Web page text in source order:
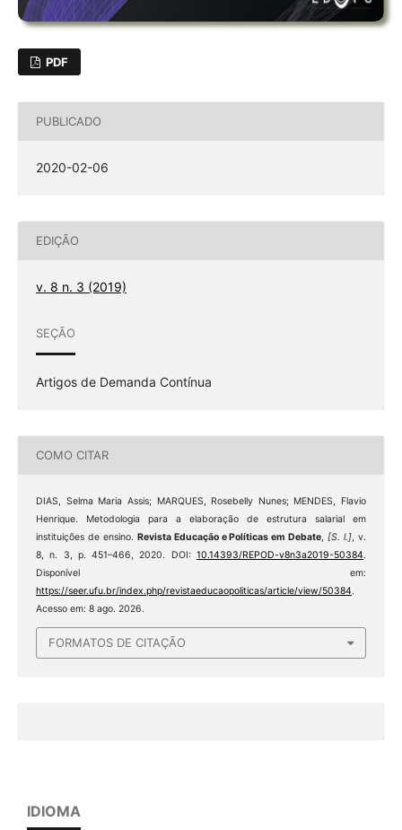
PDF
PUBLICADO
2020-02-06
EDIÇÃO
v. 8 n. 3 (2019)
SEÇÃO
Artigos de Demanda Contínua
COMO CITAR
DIAS, Selma Maria Assis; MARQUES, Rosebelly Nunes; MENDES, Flavio
Henrique. Metodologia para a elaboração de estrutura salarial em
instituições de ensino. Revista Educação e Políticas em Debate,[S. l.], v.
8, n. 3, p. 451–466, 2020. DOI:10.14393/REPOD-v8n3a2019-50384.
Disponível em:
https://seer.ufu.br/index.php/revistaeducaopoliticas/article/view/50384.
Acesso em: 8 ago. 2026.
FORMATOS DE CITAÇÃO
IDIOMA